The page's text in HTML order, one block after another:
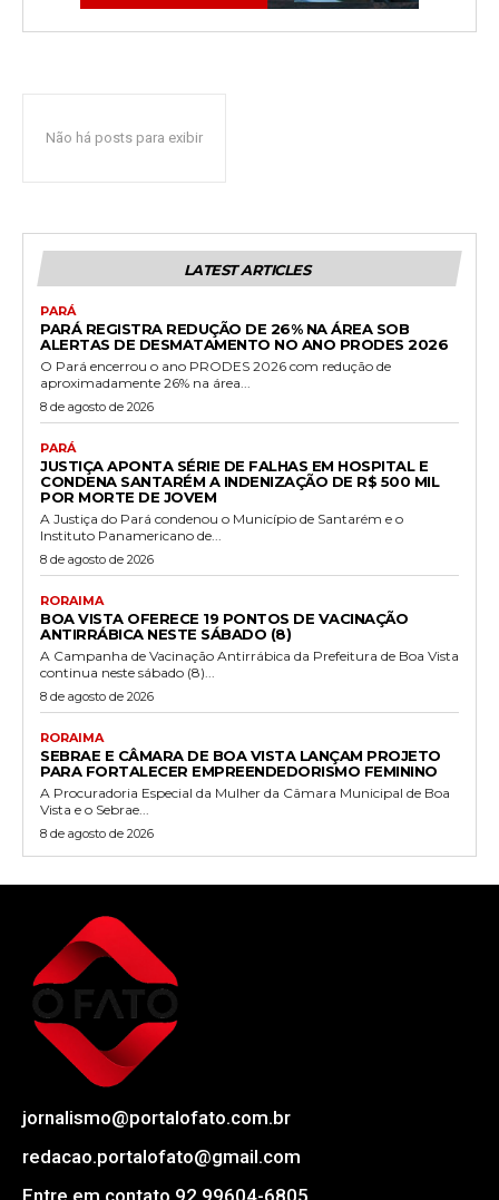
Não há posts para exibir
LATEST ARTICLES
PARÁ
PARÁ REGISTRA REDUÇÃO DE 26% NA ÁREA SOB
ALERTAS DE DESMATAMENTO NO ANO PRODES 2026
O Pará encerrou o ano PRODES 2026 com redução de
aproximadamente 26% na área...
8 de agosto de 2026
PARÁ
JUSTIÇA APONTA SÉRIE DE FALHAS EM HOSPITAL E
CONDENA SANTARÉM A INDENIZAÇÃO DE R$ 500 MIL
POR MORTE DE JOVEM
A Justiça do Pará condenou o Município de Santarém e o
Instituto Panamericano de...
8 de agosto de 2026
RORAIMA
BOA VISTA OFERECE 19 PONTOS DE VACINAÇÃO
ANTIRRÁBICA NESTE SÁBADO (8)
A Campanha de Vacinação Antirrábica da Prefeitura de Boa Vista
continua neste sábado (8)...
8 de agosto de 2026
RORAIMA
SEBRAE E CÂMARA DE BOA VISTA LANÇAM PROJETO
PARA FORTALECER EMPREENDEDORISMO FEMININO
A Procuradoria Especial da Mulher da Câmara Municipal de Boa
Vista e o Sebrae...
8 de agosto de 2026
jornalismo@portalofato.com.br
redacao.portalofato@gmail.com